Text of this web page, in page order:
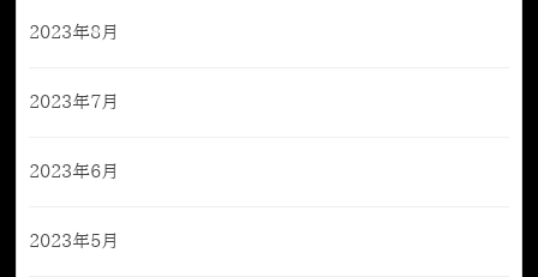
2023年8月
2023年7月
2023年6月
2023年5月